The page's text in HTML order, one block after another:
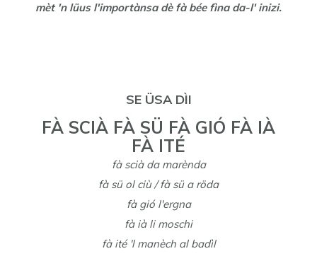
mèt 'n lüus l'importànsa dè fà bée fìna da-l' inizi.
SE ÜSA DÌI
FÀ SCIÀ FÀ SÜ FÀ GIÓ FÀ IÀ
FÀ ITÉ
fà scià da marènda
fà sü ol ciù / fà sü a röda
fà gió l'ergna
fà ià li moschi
fà ité 'l manèch al badìl